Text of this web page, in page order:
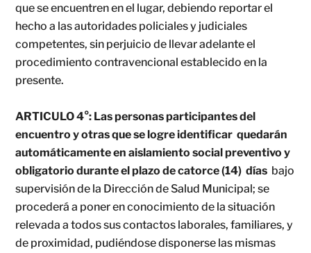
que se encuentren en el lugar, debiendo reportar el
hecho a las autoridades policiales y judiciales
competentes, sin perjuicio de llevar adelante el
procedimiento contravencional establecido en la
presente.
ARTICULO 4°: Las personas participantes del
encuentro y otras que se logre identificar quedarán
automáticamente en aislamiento social preventivo y
obligatorio durante el plazo de catorce (14) días bajo
supervisión de la Dirección de Salud Municipal; se
procederá a poner en conocimiento de la situación
relevada a todos sus contactos laborales, familiares, y
de proximidad, pudiéndose disponerse las mismas